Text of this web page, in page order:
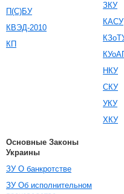
П(С)БУ
КВЭД-2010
КП
ЗКУ
КАСУ
НКУ
СКУ
УКУ
ХКУ
Основные Законы
Украины
ЗУ О банкротстве
ЗУ Об исполнительном